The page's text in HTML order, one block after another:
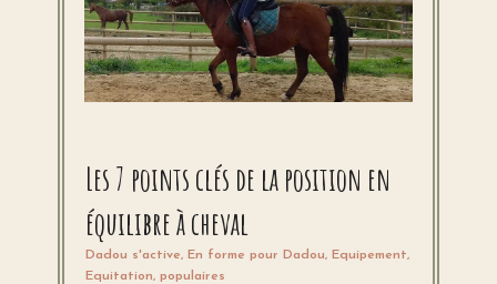
Les 7 points clés de la position en
équilibre à cheval
Dadou s'active, En forme pour Dadou, Equipement,
Equitation,populaires